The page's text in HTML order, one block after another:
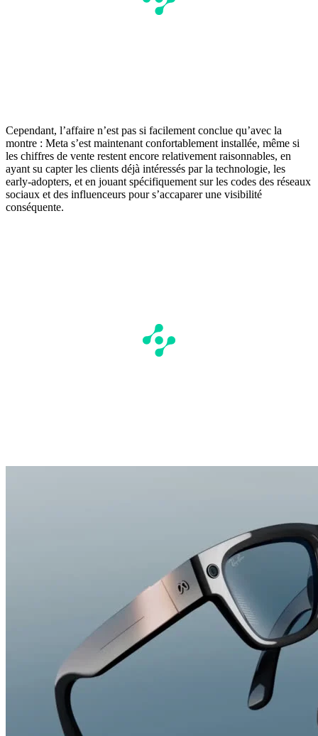
Cependant, l’affaire n’est pas si facilement conclue qu’avec la
montre : Meta s’est maintenant confortablement installée, même si
les chiffres de vente restent encore relativement raisonnables, en
ayant su capter les clients déjà intéressés par la technologie, les
early-adopters, et en jouant spécifiquement sur les codes des réseaux
sociaux et des influenceurs pour s’accaparer une visibilité
conséquente.